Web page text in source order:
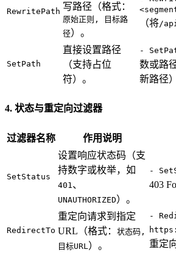
RewritePath 写路径（格式：
原始正则, 目标路
径）。
（将/
SetPath
直接设置路径
（支持占位
符）。
-
数或路
新路径）
4. 状态与重定向过滤器
过滤器名称 作用说明
SetStatus
设置响应状态码（支
持数字或枚举，如
401 、
UNAUTHORIZED）。
-
403
RedirectTo
重定向请求到指定
URL（格式： 状态码,
目标URL ）。
-
重定